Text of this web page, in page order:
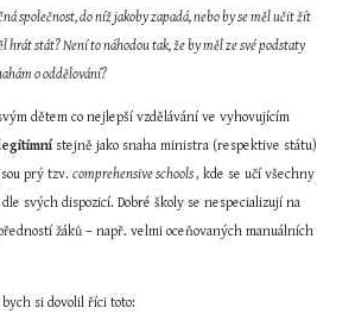
společnost, do níž jakoby zapadá, nebo by se měl učit žít
hrát stát? Není to náhodou tak, že by měl ze své podstaty
o oddělování?
dětem co nejlepší vzdělávání ve vyhovujícím
stejně jako snaha ministra (respektive státu)
prý tzv. comprehensive schools , kde se učí všechny
svých dispozicí. Dobré školy se nespecializují na
žáků – např. velmi oceňovaných manuálních
si dovolil říci toto: